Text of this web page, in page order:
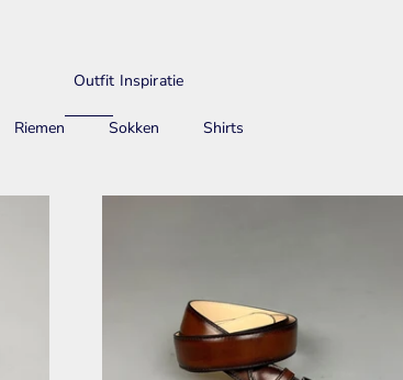
Outfit Inspiratie
Riemen Sokken Shirts